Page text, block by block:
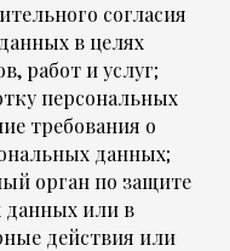
согласия
в целях
работ и услуг;
персональных
требования о
данных;
орган по защите
данных или в
действия или